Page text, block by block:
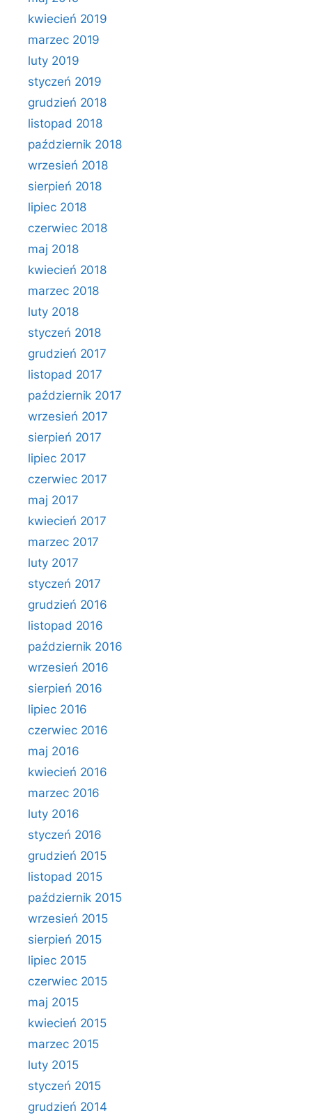
kwiecień 2019
marzec 2019
luty 2019
styczeń 2019
grudzień 2018
listopad 2018
październik 2018
wrzesień 2018
sierpień 2018
lipiec 2018
czerwiec 2018
maj 2018
kwiecień 2018
marzec 2018
luty 2018
styczeń 2018
grudzień 2017
listopad 2017
październik 2017
wrzesień 2017
sierpień 2017
lipiec 2017
czerwiec 2017
maj 2017
kwiecień 2017
marzec 2017
luty 2017
styczeń 2017
grudzień 2016
listopad 2016
październik 2016
wrzesień 2016
sierpień 2016
lipiec 2016
czerwiec 2016
maj 2016
kwiecień 2016
marzec 2016
luty 2016
styczeń 2016
grudzień 2015
listopad 2015
październik 2015
wrzesień 2015
sierpień 2015
lipiec 2015
czerwiec 2015
maj 2015
kwiecień 2015
marzec 2015
luty 2015
styczeń 2015
grudzień 2014